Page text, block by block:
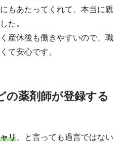
もあたってくれて、本当に親
た。
産休後も働きやすいので、職
て安心です。
の薬剤師が登録する
リ 、と言っても過言ではない